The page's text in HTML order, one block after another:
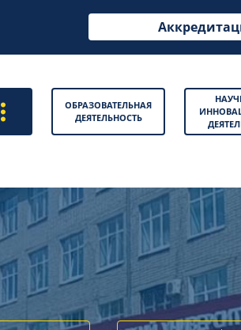
ОБРАЗОВАТЕЛЬНАЯ
ДЕЯТЕЛЬНОСТЬ